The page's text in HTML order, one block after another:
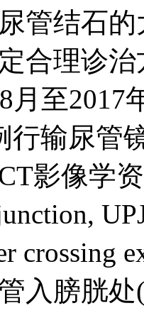
管结石
合理诊
月至2017
行输尿管
影像学
crossing
入膀胱处